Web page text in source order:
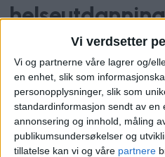
Vi verdsetter
Vi og partnerne våre lagrer og/
en enhet, slik som
personopplysninger, slik som
standardinformasjon sendt av en
annonsering og innhold, måling
publikumsundersøkelser og
tillatelse kan vi og våre partnere
på Tamima
redde og
– Må tas